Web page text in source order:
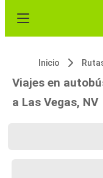
Inicio
Viajes en
a Las Vegas, NV